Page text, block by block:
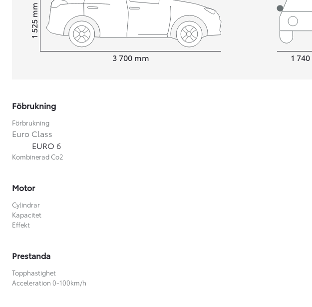
Från 599 900 kr
Nya Corolla Cross
HYBRID
3 700 mm
Height1 525
mm
1 740
Föbrukning
Förbrukning
Euro Class
EURO 6
Kombinerad Co2
Motor
Cylindrar
Kapacitet
Effekt
Prestanda
Topphastighet
Acceleration 0-100km/h